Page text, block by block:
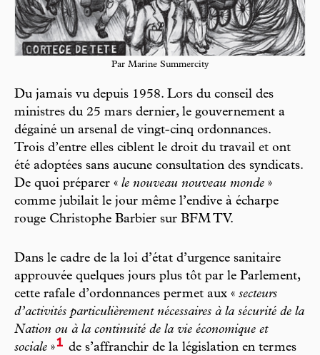
Par Marine Summercity
Du jamais vu depuis 1958. Lors du conseil des
ministres du 25 mars dernier, le gouvernement a
dégainé un arsenal de vingt-cinq ordonnances.
Trois d’entre elles ciblent le droit du travail et ont
été adoptées sans aucune consultation des syndicats.
De quoi préparer « le nouveau nouveau monde »
comme jubilait le jour même l’endive à écharpe
rouge Christophe Barbier sur BFM TV.
Dans le cadre de la loi d’état d’urgence sanitaire
approuvée quelques jours plus tôt par le Parlement,
cette rafale d’ordonnances permet aux « secteurs
d’activités particulièrement nécessaires à la sécurité de la
Nation ou à la continuité de la vie économique et
sociale »1 de s’affranchir de la législation en termes